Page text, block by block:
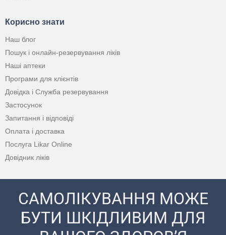
Корисно знати
Наш блог
Пошук і онлайн-резервування ліків
Наші аптеки
Програми для клієнтів
Довідка і Служба резервування
Застосунок
Запитання і відповіді
Оплата і доставка
Послуга Likar Online
Довідник ліків
САМОЛІКУВАННЯ МОЖЕ
БУТИ ШКІДЛИВИМ ДЛЯ